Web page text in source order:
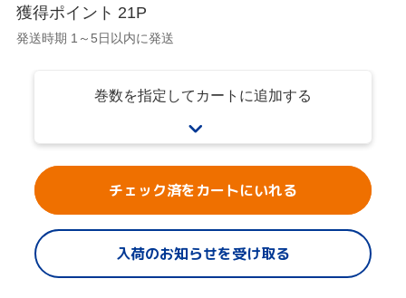
獲得ポイント 21P
発送時期 1～5日以内に発送
巻数を指定してカートに追加する
チェック済をカートにいれる
入荷のお知らせを受け取る